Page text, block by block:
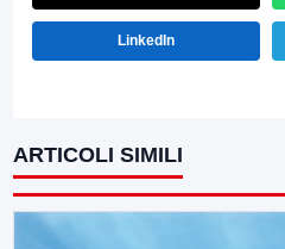
LinkedIn
ARTICOLI SIMILI